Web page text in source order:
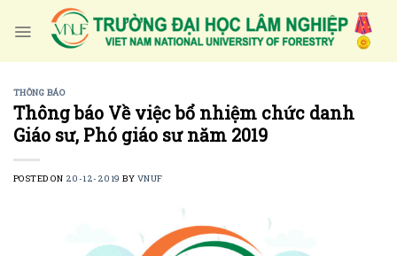
THÔNG BÁO
Thông báo Về việc bổ nhiệm chức danh
Giáo sư, Phó giáo sư năm 2019
POSTED ON 20-12-2019 BY VNUF